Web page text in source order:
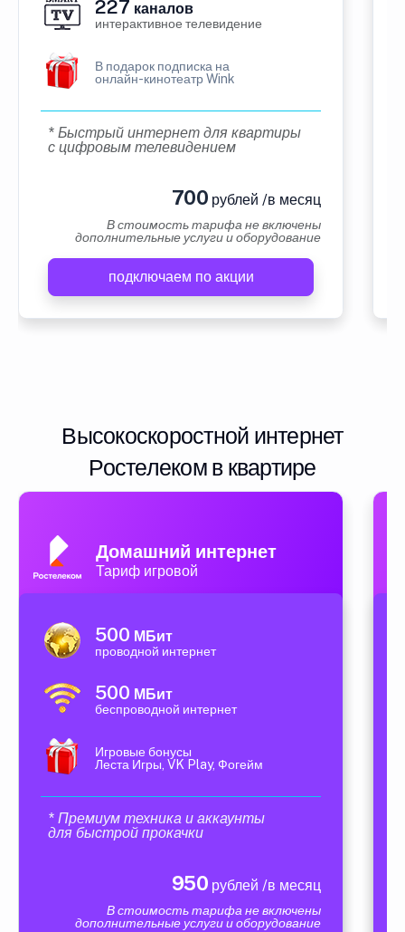
227 каналов
интерактивное телевидение
В подарок подписка на
онлайн-кинотеатр Wink
* Быстрый интернет для квартиры
с цифровым телевидением
700 рублей /в месяц
В стоимость тарифа не включены
дополнительные услуги и оборудование
подключаем по акции
Высокоскоростной интернет
Ростелеком в квартире
Домашний интернет
Тариф игровой
500 МБит
проводной интернет
500 МБит
беспроводной интернет
Игровые бонусы
Леста Игры, VK Play, Фогейм
* Премиум техника и аккаунты
для быстрой прокачки
950 рублей /в месяц
В стоимость тарифа не включены
дополнительные услуги и оборудование